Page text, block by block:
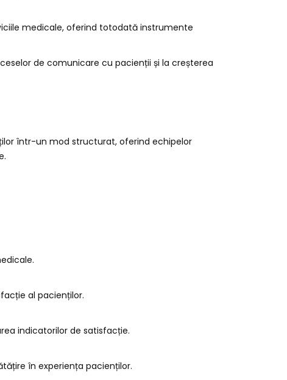
medicale, oferind totodată instrumente
de comunicare cu pacienții și la creșterea
într-un mod structurat, oferind echipelor
al pacienților.
indicatorilor de satisfacție.
în experiența pacienților.